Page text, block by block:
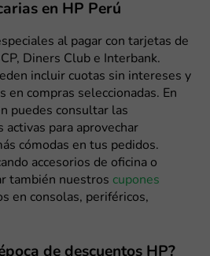
en HP Perú
al pagar con tarjetas de
Diners Club e Interbank.
incluir cuotas sin intereses y
en compras seleccionadas. En
puedes consultar las
activas para aprovechar
cómodas en tus pedidos.
accesorios de oficina o
también nuestros cupones
en consolas, periféricos,
de descuentos HP?